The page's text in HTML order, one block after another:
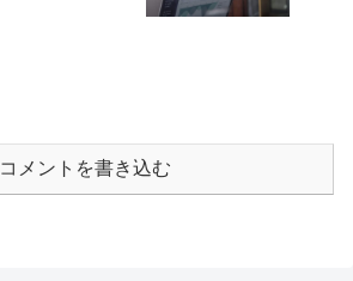
コメントを書き込む